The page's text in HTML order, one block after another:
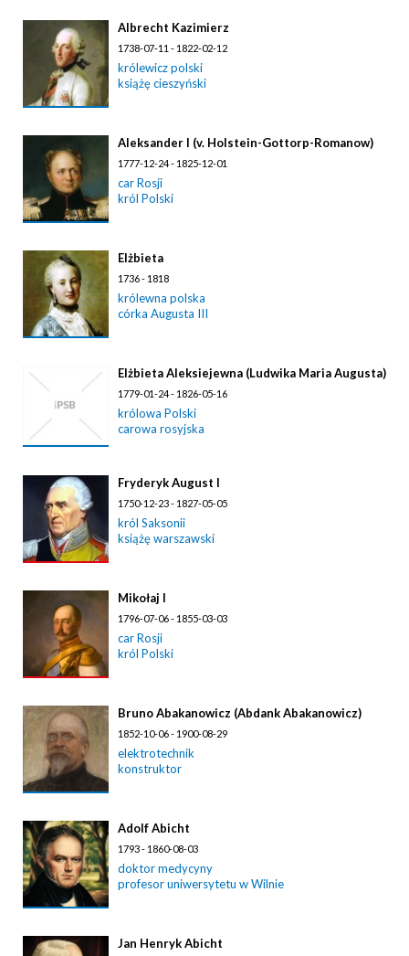
Albrecht Kazimierz
1738-07-11 - 1822-02-12
królewicz polski
książę cieszyński
Aleksander I (v. Holstein-Gottorp-Romanow)
1777-12-24 - 1825-12-01
car Rosji
król Polski
Elżbieta
1736 - 1818
królewna polska
córka Augusta III
Elżbieta Aleksiejewna (Ludwika Maria Augusta)
1779-01-24 - 1826-05-16
królowa Polski
carowa rosyjska
Fryderyk August I
1750-12-23 - 1827-05-05
król Saksonii
książę warszawski
Mikołaj I
1796-07-06 - 1855-03-03
car Rosji
król Polski
Bruno Abakanowicz (Abdank Abakanowicz)
1852-10-06 - 1900-08-29
elektrotechnik
konstruktor
Adolf Abicht
1793 - 1860-08-03
doktor medycyny
profesor uniwersytetu w Wilnie
Jan Henryk Abicht